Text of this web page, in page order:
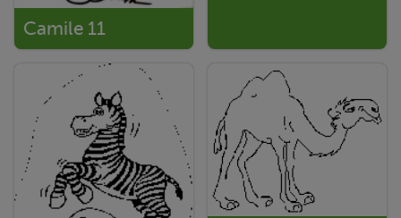
Camile 11